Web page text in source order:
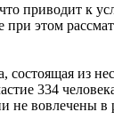
приводит к
этом
из
334
не вовлечены